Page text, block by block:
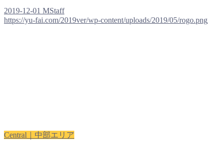
2019-12-01 MStaff
https://yu-fai.com/2019ver/wp-content/uploads/2019/05/rogo.png
Central｜中部エリア